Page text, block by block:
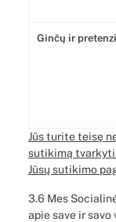
Ginčų ir
Jūs turite teisę
sutikimą tvarkyti
Jūsų sutikimo
3.6 Mes
apie save ir